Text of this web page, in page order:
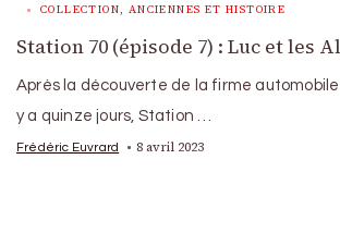
COLLECTION, ANCIENNES ET HISTOIRE
Station 70 (épisode 7) : Luc et les
Après la découverte de la firme automobile
y a quinze jours, Station …
Frédéric Euvrard 8 avril 2023